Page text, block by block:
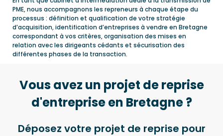
PME, nous accompagnons les repreneurs à chaque étape du
processus : définition et qualification de votre stratégie
d’acquisition, identification d’entreprises à vendre en Bretagne
correspondant à vos critères, organisation des mises en
relation avec les dirigeants cédants et sécurisation des
différentes phases de la transaction.
Vous avez un projet de reprise
d'entreprise en Bretagne ?
Déposez votre projet de reprise pour